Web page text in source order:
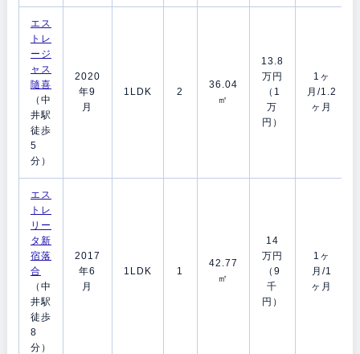
エス
トレ
ージ
ャス
隨喜
（中
井駅
徒歩
5
分）
2020
年9
月
1LDK 2
36.04
㎡
13.8
万円
（1
万
円）
1ヶ
月/1.2
ヶ月
エス
トレ
リー
タ新
宿落
合
（中
井駅
徒歩
8
分）
2017
年6
月
1LDK 1
42.77
㎡
14
万円
（9
千
円）
1ヶ
月/1
ヶ月